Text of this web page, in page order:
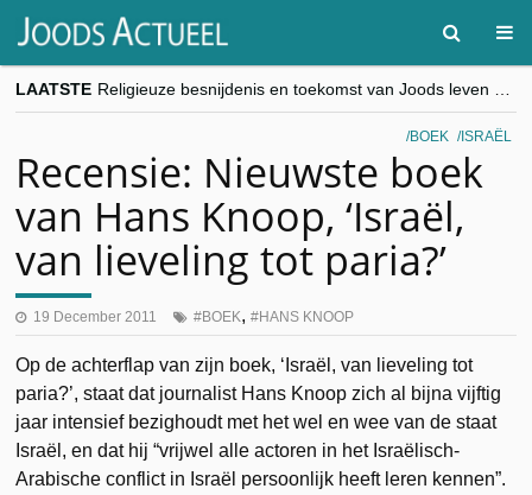
LAATSTE
“Besnijdenisdebat toont hoe moeilijk seculiere Westen minderheden begrijpt”, Jinnih Beels (Vooruit)
CITYTRIP | ROEMENIË – Boekarest: de verrassing van Oost-Europa
BOEK ISRAËL
Recensie: Nieuwste boek
van Hans Knoop, ‘Israël,
van lieveling tot paria?’
19 December 2011 BOEK, HANS KNOOP
Op de achterflap van zijn boek, ‘Israël, van lieveling tot
paria?’, staat dat journalist Hans Knoop zich al bijna vijftig
jaar intensief bezighoudt met het wel en wee van de staat
Israël, en dat hij “vrijwel alle actoren in het Israëlisch-
Arabische conflict in Israël persoonlijk heeft leren kennen”.